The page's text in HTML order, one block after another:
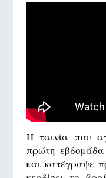
Η ταινία που
πρώτη
και κατέγραψε